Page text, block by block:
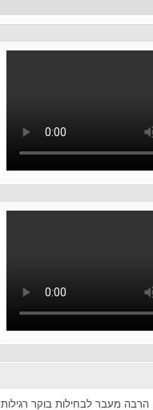
הרבה מעבר לבחילות בוקר רגילות